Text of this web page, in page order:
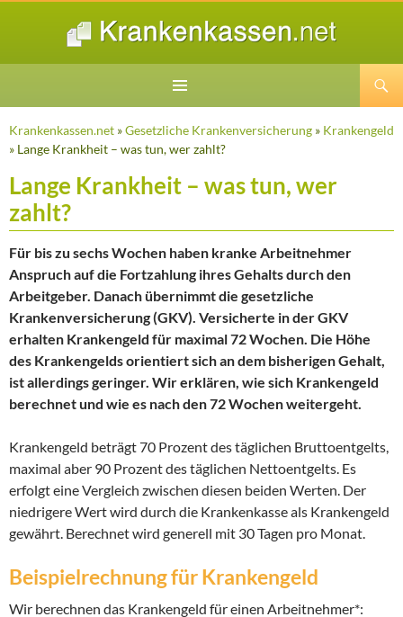
SPRINGEN
Krankenkassen.net »Gesetzliche Krankenversicherung » Krankengeld
» Lange Krankheit – was tun, wer zahlt?
Lange Krankheit – was tun, wer
zahlt?
Für bis zu sechs Wochen haben kranke Arbeitnehmer
Anspruch auf die Fortzahlung ihres Gehalts durch den
Arbeitgeber. Danach übernimmt die gesetzliche
Krankenversicherung (GKV). Versicherte in der GKV
erhalten Krankengeld für maximal 72 Wochen. Die Höhe
des Krankengelds orientiert sich an dem bisherigen Gehalt,
ist allerdings geringer. Wir erklären, wie sich Krankengeld
berechnet und wie es nach den 72 Wochen weitergeht.
Krankengeld beträgt 70 Prozent des täglichen Bruttoentgelts,
maximal aber 90 Prozent des täglichen Nettoentgelts. Es
erfolgt eine Vergleich zwischen diesen beiden Werten. Der
niedrigere Wert wird durch die Krankenkasse als Krankengeld
gewährt. Berechnet wird generell mit 30 Tagen pro Monat.
Beispielrechnung für Krankengeld
Wir berechnen das Krankengeld für einen Arbeitnehmer*: